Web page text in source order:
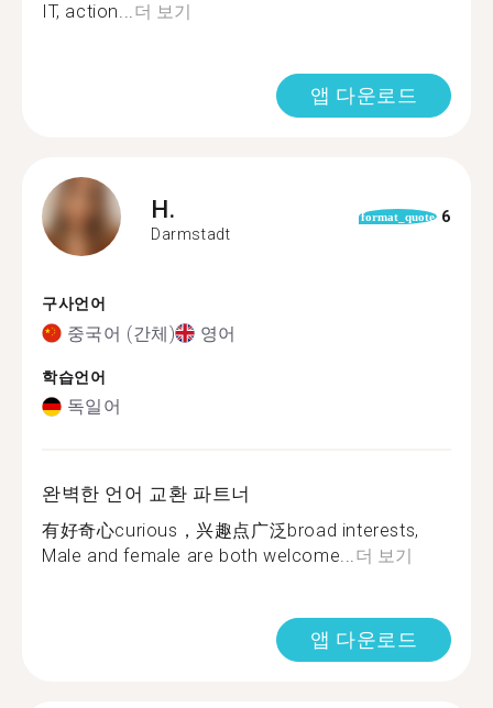
IT, action...더 보기
앱 다운로드
H.
Darmstadt
format_quote 6
구사언어
중국어 (간체) 영어
학습언어
독일어
완벽한 언어 교환 파트너
有好奇心curious，兴趣点广泛broad interests,
Male and female are both welcome...더 보기
앱 다운로드